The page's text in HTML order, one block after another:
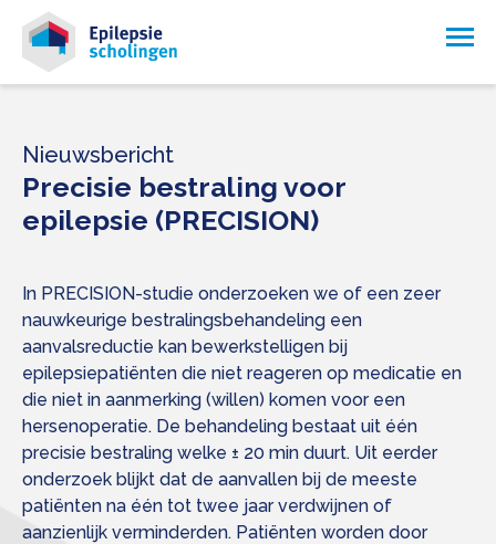
Nieuwsbericht
Precisie bestraling voor
epilepsie (PRECISION)
In PRECISION-studie onderzoeken we of een zeer
nauwkeurige bestralingsbehandeling een
aanvalsreductie kan bewerkstelligen bij
epilepsiepatiënten die niet reageren op medicatie en
die niet in aanmerking (willen) komen voor een
hersenoperatie. De behandeling bestaat uit één
precisie bestraling welke ± 20 min duurt. Uit eerder
onderzoek blijkt dat de aanvallen bij de meeste
patiënten na één tot twee jaar verdwijnen of
aanzienlijk verminderden. Patiënten worden door